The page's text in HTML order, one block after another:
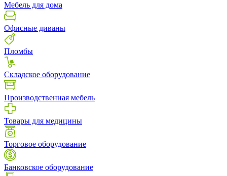
Мебель для дома
Офисные диваны
Пломбы
Складское оборудование
Производственная мебель
Товары для медицины
Торговое оборудование
Банковское оборудование